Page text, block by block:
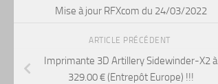
Mise à jour RFXcom du 24/03/2022
ARTICLE PRÉCÉDENT
Imprimante 3D Artillery Sidewinder-X2 à
329.00 € (Entrepôt Europe) !!!